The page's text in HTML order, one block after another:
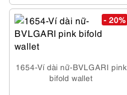
- 20%
1654-Ví dài nữ-BVLGARI pink
bifold wallet